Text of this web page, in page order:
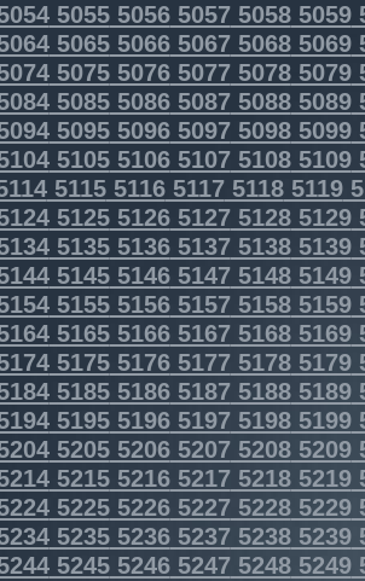
50555056505750585059
50655066506750685069
50755076507750785079
50855086508750885089
50955096509750985099
51055106510751085109
51155116511751185119
51255126512751285129
51355136513751385139
51455146514751485149
51555156515751585159
51655166516751685169
51755176517751785179
51855186518751885189
519551965197 51985199
520552065207 52085209
52155216521752185219
522552265227 52285229
523552365237 52385239
524552465247 52485249